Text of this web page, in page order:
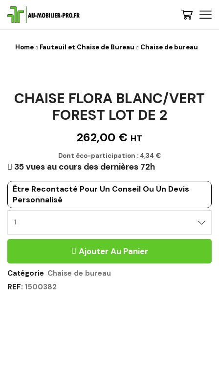
Home Fauteuil et Chaise de Bureau Chaise de bureau
CHAISE FLORA BLANC/VERT
FOREST LOT DE 2
262,00 € HT
Dont éco-participation : 4,34 €
35 vues au cours des dernières 72h
Être Recontacté Pour Un Conseil Ou Un Devis
Personnalisé
FLORA
FOREST
DE
Ajouter Au Panier
Catégorie Chaise de bureau
REF: 1500382